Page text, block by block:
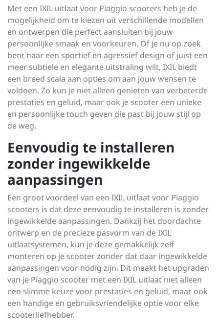
Met een IXIL uitlaat voor Piaggio scooters heb je de
mogelijkheid om te kiezen uit verschillende modellen
en ontwerpen die perfect aansluiten bij jouw
persoonlijke smaak en voorkeuren. Of je nu op zoek
bent naar een sportief en agressief design of juist een
meer subtiele en elegante uitstraling wilt, IXIL biedt
een breed scala aan opties om aan jouw wensen te
voldoen. Zo kun je niet alleen genieten van verbeterde
prestaties en geluid, maar ook je scooter een unieke
en persoonlijke touch geven die past bij jouw stijl op
de weg.
Eenvoudig te installeren
zonder ingewikkelde
aanpassingen
Een groot voordeel van een IXIL uitlaat voor Piaggio
scooters is dat deze eenvoudig te installeren is zonder
ingewikkelde aanpassingen. Dankzij het doordachte
ontwerp en de precieze pasvorm van de IXIL
uitlaatsystemen, kun je deze gemakkelijk zelf
monteren op je scooter zonder dat daar ingewikkelde
aanpassingen voor nodig zijn. Dit maakt het upgraden
van je Piaggio scooter met een IXIL uitlaat niet alleen
een slimme keuze voor prestaties en geluid, maar ook
een handige en gebruiksvriendelijke optie voor elke
scooterliefhebber.